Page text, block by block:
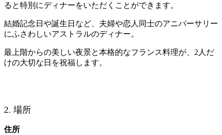
ると特別にディナーをいただくことができます。
結婚記念日や誕生日など、夫婦や恋人同士のアニバーサリー
にふさわしいアストラルのディナー。
最上階からの美しい夜景と本格的なフランス料理が、2人だ
けの大切な日を祝福します。
2. 場所
住所